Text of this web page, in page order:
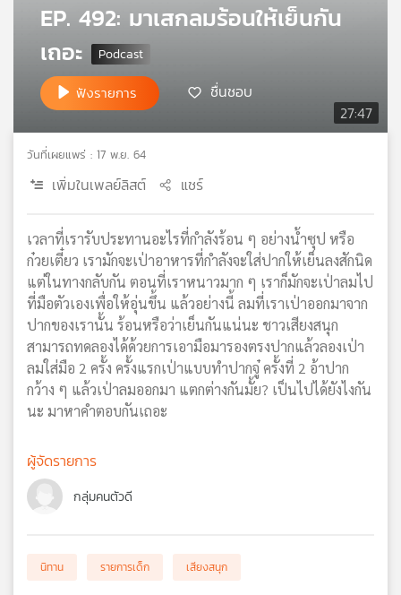
บทความ
เกี่ยว
เรา
เครือ
ข่าย
วิทยุ
ไทย
เอส
แผนที่
วิทยุ
27:47
EP. 492: มาเสกลมร้อนให้เย็นกัน
เถอะ
ฟังรายการ ชื่นชอบ
วันที่เผยแพร่ : 17 พ.ย. 64
เพิ่มในเพลย์ลิสต์ แชร์
เวลาที่เรารับประทานอะไรที่กำลังร้อน ๆ อย่างน้ำซุป หรือ
ก๋วยเตี๋ยว เรามักจะเป่าอาหารที่กำลังจะใส่ปากให้เย็นลงสักนิด
แต่ในทางกลับกัน ตอนที่เราหนาวมาก ๆ เราก็มักจะเป่าลมไป
ที่มือตัวเองเพื่อให้อุ่นขึ้น แล้วอย่างนี้ ลมที่เราเป่าออกมาจาก
ปากของเรานั้น ร้อนหรือว่าเย็นกันแน่นะ ชาวเสียงสนุก
สามารถทดลองได้ด้วยการเอามือมารองตรงปากแล้วลองเป่า
ลมใส่มือ 2 ครั้ง ครั้งแรกเป่าแบบทำปากจู๋ ครั้งที่ 2 อ้าปาก
กว้าง ๆ แล้วเป่าลมออกมา แตกต่างกันมั้ย? เป็นไปได้ยังไงกัน
นะ มาหาคำตอบกันเถอะ
ผู้จัดรายการ
กลุ่มคนตัวดี
นิทาน รายการเด็ก เสียงสนุก